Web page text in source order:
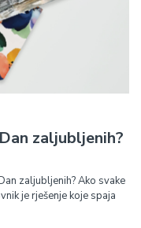
zaljubljenih?
zaljubljenih? Ako svake
je rješenje koje spaja